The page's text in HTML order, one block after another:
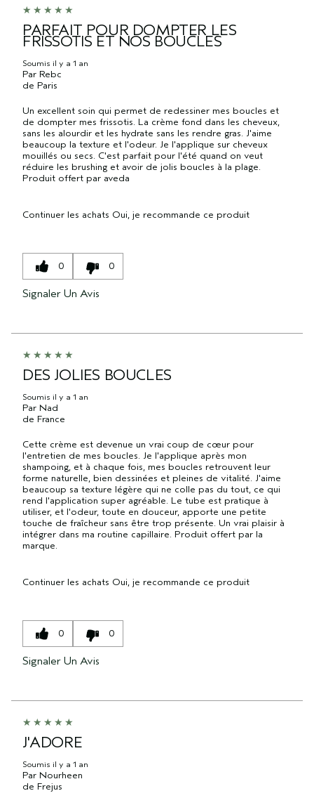
PARFAIT POUR DOMPTER LES
FRISSOTIS ET NOS BOUCLES
Soumis il y a 1 an
Par Rebc
de Paris
Un excellent soin qui permet de redessiner mes boucles et
de dompter mes frissotis. La crème fond dans les cheveux,
sans les alourdir et les hydrate sans les rendre gras. J'aime
beaucoup la texture et l'odeur. Je l'applique sur cheveux
mouillés ou secs. C'est parfait pour l'été quand on veut
réduire les brushing et avoir de jolis boucles à la plage.
Produit offert par aveda
Continuer les achats Oui, je recommande ce produit
0 0
Signaler Un Avis
DES JOLIES BOUCLES
Soumis il y a 1 an
Par Nad
de France
Cette crème est devenue un vrai coup de cœur pour
l'entretien de mes boucles. Je l'applique après mon
shampoing, et à chaque fois, mes boucles retrouvent leur
forme naturelle, bien dessinées et pleines de vitalité. J'aime
beaucoup sa texture légère qui ne colle pas du tout, ce qui
rend l'application super agréable. Le tube est pratique à
utiliser, et l'odeur, toute en douceur, apporte une petite
touche de fraîcheur sans être trop présente. Un vrai plaisir à
intégrer dans ma routine capillaire. Produit offert par la
marque.
Continuer les achats Oui, je recommande ce produit
0 0
Signaler Un Avis
J'ADORE
Soumis il y a 1 an
Par Nourheen
de Frejus